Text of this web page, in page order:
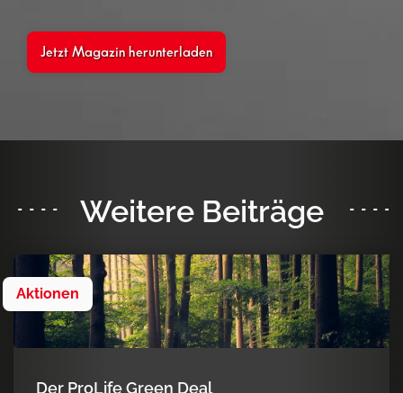
Jetzt Magazin herunterladen
Weitere Beiträge
Aktionen
Der ProLife Green Deal